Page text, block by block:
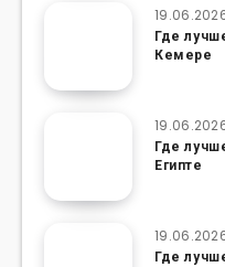
Где
Кемере
Где
Египте
Где